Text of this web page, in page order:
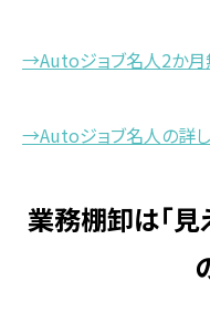
→Autoジョブ名人2か月
→Autoジョブ名人の詳
業務棚卸は「見